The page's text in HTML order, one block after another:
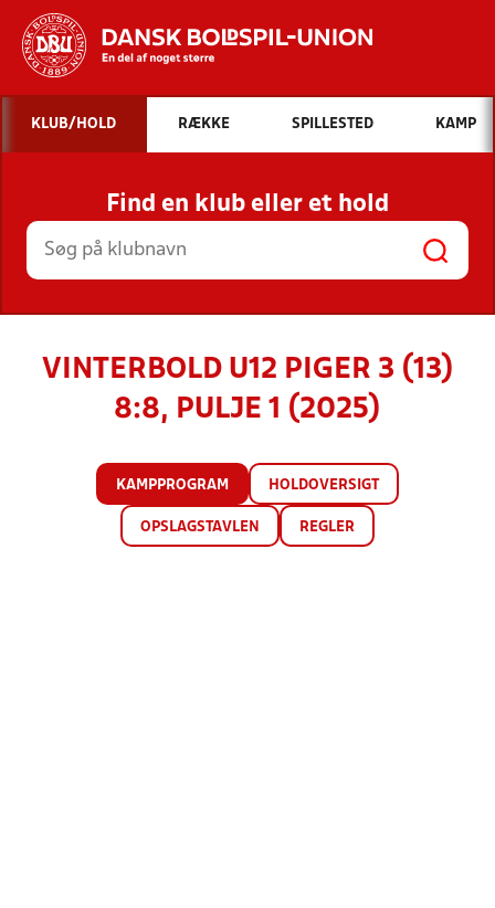
Hvad vil du søge efter?
INDHOLD OG NYHEDER
STILLINGER, RESULTATER, KLUBBER OG
HOLD
KLUB/HOLD RÆKKE SPILLESTED KAMP
Find en klub eller et hold
VINTERBOLD U12 PIGER 3 (13)
8:8, PULJE 1 (2025)
KAMPPROGRAM HOLDOVERSIGT
OPSLAGSTAVLEN REGLER